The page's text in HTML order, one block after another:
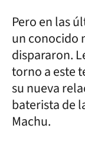
Pero en las
un conocido
dispararon.
torno a este
su nueva
baterista de
Machu.